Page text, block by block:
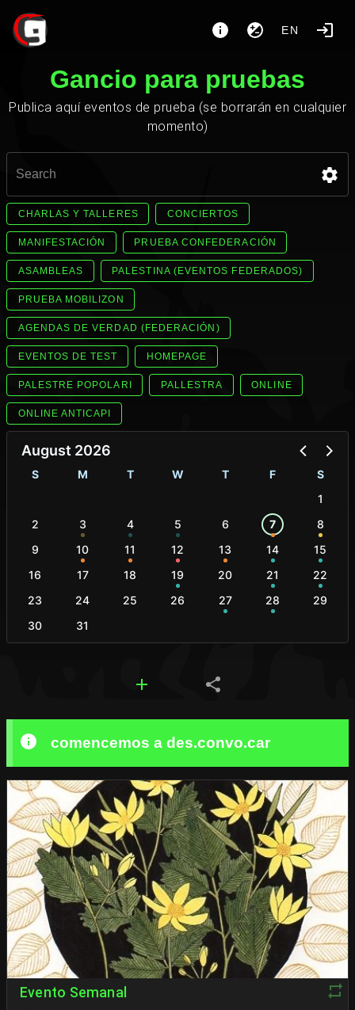
EN
Gancio para pruebas
Publica aquí eventos de prueba (se borrarán en cualquier
momento)
CHARLAS Y TALLERES CONCIERTOS
MANIFESTACIÓN PRUEBA CONFEDERACIÓN
ASAMBLEAS PALESTINA (EVENTOS FEDERADOS)
PRUEBA MOBILIZON
AGENDAS DE VERDAD (FEDERACIÓN)
EVENTOS DE TEST HOMEPAGE
PALESTRE POPOLARI PALLESTRA ONLINE
ONLINE ANTICAPI
August 2026
S M T W T F
S
1
2
3 4 5 6 7
8
9
10 11 12 13 14
15
16
17 18 19 20 21
22
23
24 25 26 27 28
29
30
31
comencemos a des.convo.car
Evento Semanal